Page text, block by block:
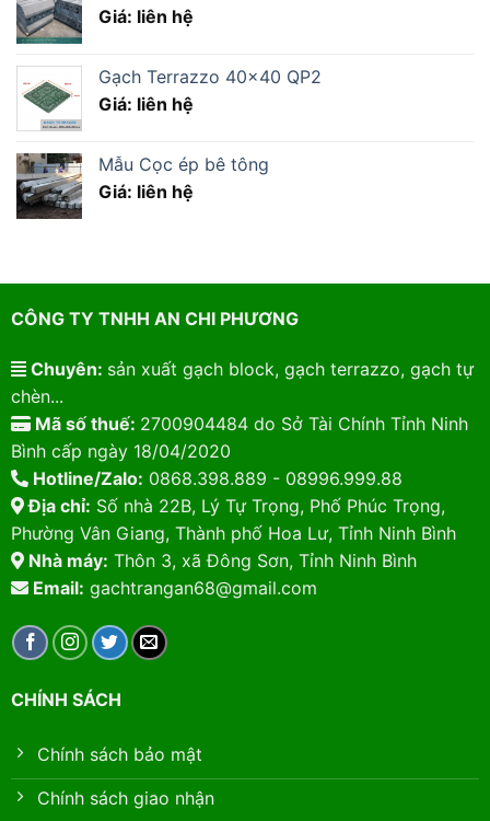
Giá: liên hệ
Gạch Terrazzo 40×40 QP2
Giá: liên hệ
Mẫu Cọc ép bê tông
Giá: liên hệ
CÔNG TY TNHH AN CHI PHƯƠNG
Chuyên: sản xuất gạch block, gạch terrazzo, gạch tự
chèn...
Mã số thuế: 2700904484 do Sở Tài Chính Tỉnh Ninh
Bình cấp ngày 18/04/2020
Hotline/Zalo: 0868.398.889 - 08996.999.88
Địa chỉ: Số nhà 22B, Lý Tự Trọng, Phố Phúc Trọng,
Phường Vân Giang, Thành phố Hoa Lư, Tỉnh Ninh Bình
Nhà máy: Thôn 3, xã Đông Sơn, Tỉnh Ninh Bình
Email: gachtrangan68@gmail.com
CHÍNH SÁCH
Chính sách bảo mật
Chính sách giao nhận